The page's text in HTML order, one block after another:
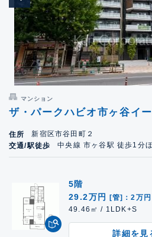
マンション
ザ・パークハビオ市ヶ谷イ
住所
新宿区市谷田町２
交通/駅徒歩
中央線 市ヶ谷駅 徒歩1分
5階
29.2万円
[管]：2万円
49.46㎡ / 1LDK+S
詳細を見